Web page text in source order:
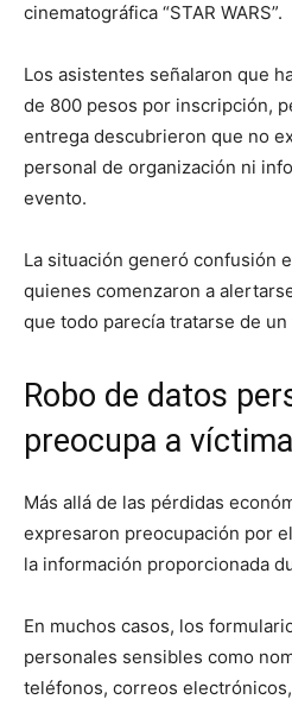
cinematográfica “STAR WARS”.
Los asistentes señalaron que
de 800 pesos por inscripción,
entrega descubrieron que no
personal de organización ni
evento.
La situación generó confusión
quienes comenzaron a
que todo parecía tratarse de un
Robo de datos
preocupa a
Más allá de las pérdidas
expresaron preocupación por
la información proporcionada
En muchos casos, los
personales sensibles como
teléfonos, correos